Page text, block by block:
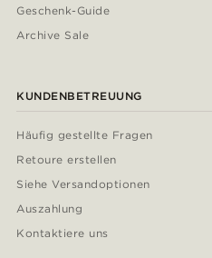
Geschenk-Guide
Archive Sale
KUNDENBETREUUNG
Häufig gestellte Fragen
Retoure erstellen
Siehe Versandoptionen
Auszahlung
Kontaktiere uns